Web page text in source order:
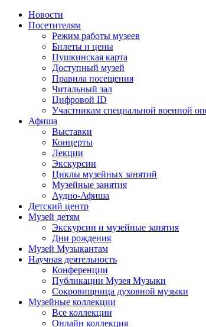
Новости
Посетителям
Режим работы музеев
Билеты и цены
Пушкинская карта
Доступный музей
Правила посещения
Читальный зал
Цифровой ID
Участникам специальной военной
Афиша
Выставки
Концерты
Лекции
Экскурсии
Циклы музейных занятий
Музейные занятия
Аудио-Афиша
Детский центр
Музей детям
Экскурсии и музейные занятия
Дни рождения
Музей Музыкантам
Научная деятельность
Конференции
Публикации Музея Музыки
Сокровищница духовной музыки
Музейные коллекции
Все коллекции
Онлайн коллекция